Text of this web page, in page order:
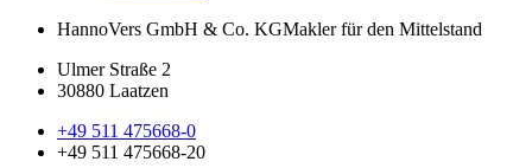
HannoVers GmbH & Co. KGMakler für den Mittelstand
Ulmer Straße 2
30880 Laatzen
+49 511 475668-0
+49 511 475668-20